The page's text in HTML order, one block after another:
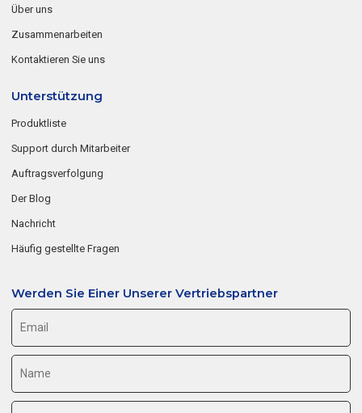
Über uns
Zusammenarbeiten
Kontaktieren Sie uns
Unterstützung
Produktliste
Support durch Mitarbeiter
Auftragsverfolgung
Der Blog
Nachricht
Häufig gestellte Fragen
Werden Sie Einer Unserer Vertriebspartner